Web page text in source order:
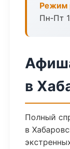
Режим
Пн-Пт
в
Полный
в